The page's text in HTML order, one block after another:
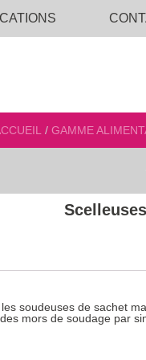
/ GAMME
soudeuses de sachet
mors de soudage par